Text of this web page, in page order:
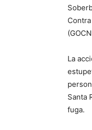
La
Santa
fuga.